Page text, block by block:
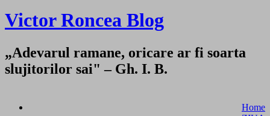
Victor Roncea Blog
„Adevarul ramane, oricare ar fi soarta
slujitorilor sai" – Gh. I. B.
Home